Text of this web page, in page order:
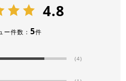
4.8
ー件数： 5件
(4)